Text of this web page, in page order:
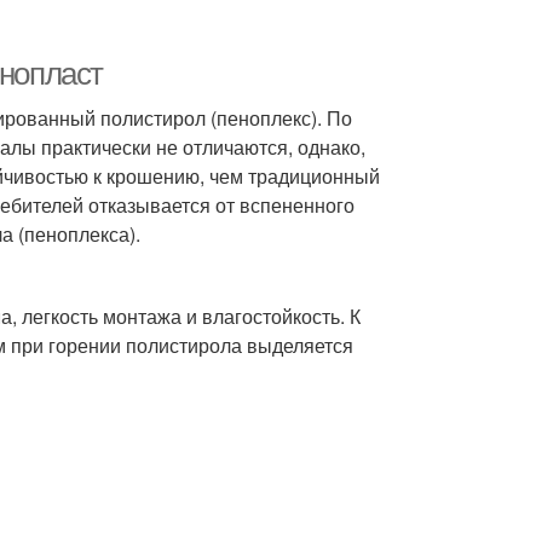
полистирол (пеноплекс). По
практически не отличаются, однако,
к крошению, чем традиционный
отказывается от вспененного
(пеноплекса).
монтажа и влагостойкость. К
горении полистирола выделяется